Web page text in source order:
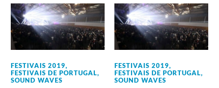
FESTIVAIS 2019,
FESTIVAIS DE PORTUGAL,
SOUND WAVES
FESTIVAIS 2019,
FESTIVAIS DE PORTUGAL,
SOUND WAVES